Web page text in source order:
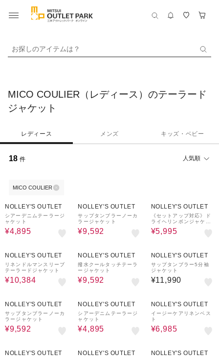
お探しのアイテムは？
MICO COULIER（レディース）のテーラード
ジャケット
レディース メンズ キッズ・ベビー
18 件 人気順
MICO COULIER
NOLLEY'S OUTLET
シアーデニムテーラージ
ャケット
¥4,895
NOLLEY'S OUTLET
サップタンブラーノーカ
ラージャケット
¥9,592
NOLLEY'S OUTLET
《セットアップ対応》ド
ライヘリンボンジャケッ
ト
¥5,995
NOLLEY'S OUTLET
リネンドルマンスリーブ
テーラードジャケット
¥10,384
NOLLEY'S OUTLET
撥水クールタッチテーラ
ージャケット
¥9,592
NOLLEY'S OUTLET
サップタンブラー5分袖
ジャケット
¥11,990
NOLLEY'S OUTLET
サップタンブラーノーカ
ラージャケット
¥9,592
NOLLEY'S OUTLET
シアーデニムテーラージ
ャケット
¥4,895
NOLLEY'S OUTLET
イージーケアリネンベス
ト
¥6,985
NOLLEY'S OUTLET NOLLEY'S OUTLET NOLLEY'S OUTLET